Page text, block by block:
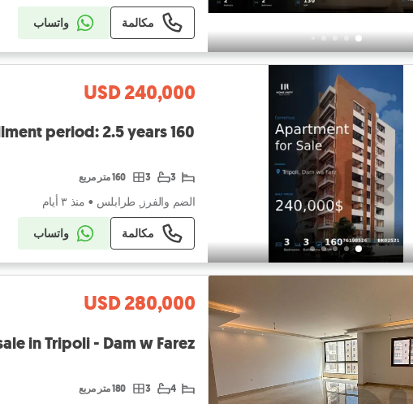
مكالمة واتساب
USD 240,000
3
3 160 متر مربع
الضم والفرز, طرابلس • منذ ٣ أيام
مكالمة واتساب
USD 280,000
in Tripoli - Dam w Farez
4
3 180 متر مربع